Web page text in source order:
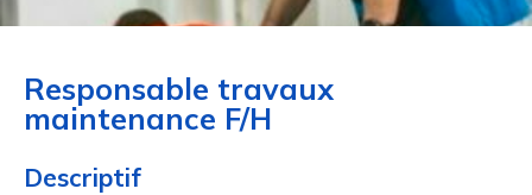
Responsable travaux
maintenance F/H
Descriptif